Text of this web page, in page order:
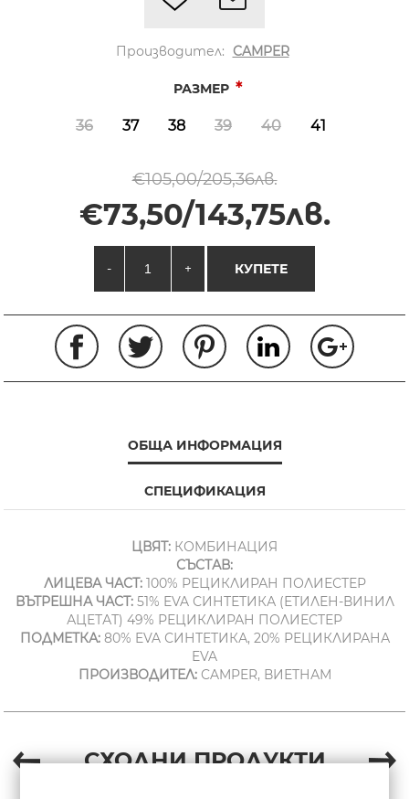
Производител: CAMPER
РАЗМЕР *
36 37 38 39 40 41
€105,00/205,36лв.
€73,50/143,75лв.
- + КУПЕТЕ
ОБЩА ИНФОРМАЦИЯ
СПЕЦИФИКАЦИЯ
ЦВЯТ: КОМБИНАЦИЯ
СЪСТАВ:
ЛИЦЕВА ЧАСТ:100% РЕЦИКЛИРАН ПОЛИЕСТЕР
ВЪТРЕШНА ЧАСТ:51% EVA СИНТЕТИКА (ЕТИЛЕН-ВИНИЛ
АЦЕТАТ) 49% РЕЦИКЛИРАН ПОЛИЕСТЕР
ПОДМЕТКА:80% EVA СИНТЕТИКА, 20% РЕЦИКЛИРАНА
EVA
ПРОИЗВОДИТЕЛ:CAMPER, ВИЕТНАМ
СХОДНИ ПРОДУКТИ